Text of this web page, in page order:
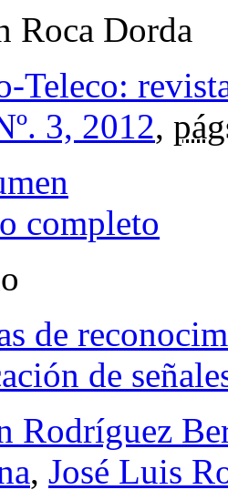
Roca Dorda
Teleco:
3, 2012,
completo
de
de
Rodríguez
, José Luis